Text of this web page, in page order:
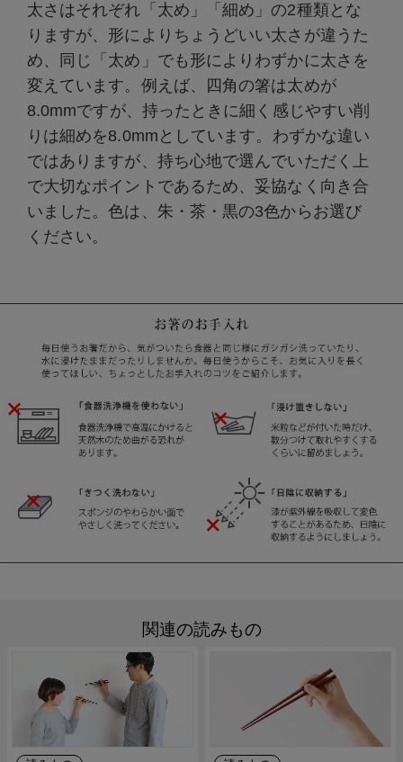
太さはそれぞれ「太め」「細め」の2種類とな
りますが、形によりちょうどいい太さが違うた
め、同じ「太め」でも形によりわずかに太さを
変えています。例えば、四角の箸は太めが
8.0mmですが、持ったときに細く感じやすい削
りは細めを8.0mmとしています。わずかな違い
ではありますが、持ち心地で選んでいただく上
で大切なポイントであるため、妥協なく向き合
いました。色は、朱・茶・黒の3色からお選び
ください。
関連の読みもの